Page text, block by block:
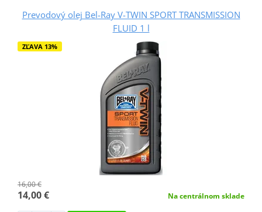
Prevodový olej Bel-Ray V-TWIN SPORT TRANSMISSION
FLUID 1 l
ZĽAVA 13%
16,00 €
14,00 € Na centrálnom sklade